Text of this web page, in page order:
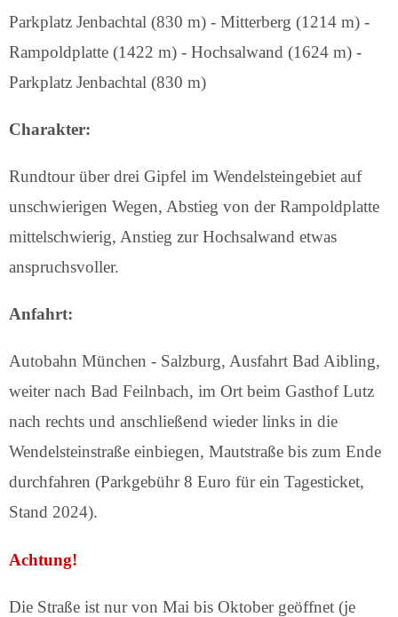
Parkplatz Jenbachtal (830 m) - Mitterberg (1214 m) -
Rampoldplatte (1422 m) - Hochsalwand (1624 m) -
Parkplatz Jenbachtal (830 m)
Charakter:
Rundtour über drei Gipfel im Wendelsteingebiet auf
unschwierigen Wegen, Abstieg von der Rampoldplatte
mittelschwierig, Anstieg zur Hochsalwand etwas
anspruchsvoller.
Anfahrt:
Autobahn München - Salzburg, Ausfahrt Bad Aibling,
weiter nach Bad Feilnbach, im Ort beim Gasthof Lutz
nach rechts und anschließend wieder links in die
Wendelsteinstraße einbiegen, Mautstraße bis zum Ende
durchfahren (Parkgebühr 8 Euro für ein Tagesticket,
Stand 2024).
Achtung!
Die Straße ist nur von Mai bis Oktober geöffnet (je